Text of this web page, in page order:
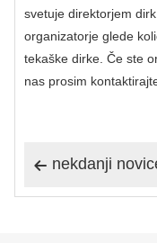
svetuje direktorjem
organizatorje glede
tekaške dirke. Če ste
nas prosim
 nekdanji